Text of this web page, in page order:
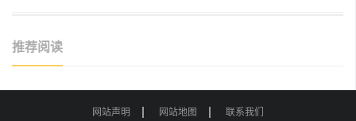
推荐阅读
网站声明 网站地图 联系我们